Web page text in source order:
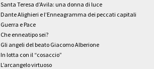
Santa Teresa d’Avila: una donna di luce
Dante Alighieri e l’Enneagramma dei peccati capitali
Guerra e Pace
Che enneatipo sei?
Gli angeli del beato Giacomo Alberione
In lotta con il “cosaccio”
L’arcangelo virtuoso